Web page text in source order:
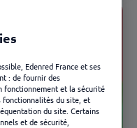
Edenred France et ses
: de fournir des
fonctionnement et la sécurité
fonctionnalités du site, et
du site. Certains
et de sécurité,